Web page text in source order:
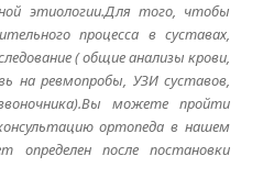
этиологии.Для того, чтобы
процесса в суставах,
( общие анализы крови,
на ревмопробы, УЗИ суставов,
можете пройти
ортопеда в нашем
определен после постановки